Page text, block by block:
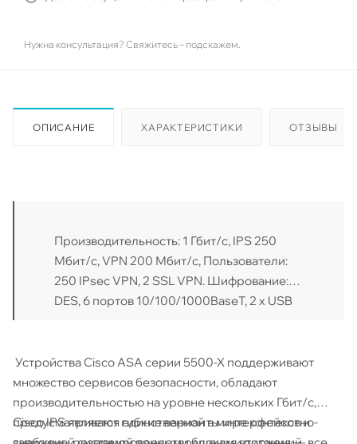
Нужна консультация? Свяжитесь – подскажем.
ОПИСАНИЕ ХАРАКТЕРИСТИКИ ОТЗЫВЫ
Производительность: 1 Гбит/с, IPS 250
Мбит/с, VPN 200 Мбит/с, Пользователи:
250 IPsec VPN, 2 SSL VPN. Шифрование:
DES, 6 портов 10/100/1000BaseT, 2 x USB
Устройства Cisco ASA серии 5500-X поддерживают
множество сервисов безопасности, обладают
производительностью на уровне нескольких Гбит/с,
предусматривают гибкие варианты интерфейсов и
Cisco IPS является единственной в мире контекстно-